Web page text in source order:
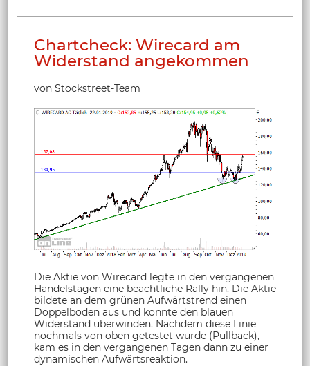
Chartcheck: Wirecard am
Widerstand angekommen
von Stockstreet-Team
Die Aktie von Wirecard legte in den vergangenen
Handelstagen eine beachtliche Rally hin. Die Aktie
bildete an dem grünen Aufwärtstrend einen
Doppelboden aus und konnte den blauen
Widerstand überwinden. Nachdem diese Linie
nochmals von oben getestet wurde (Pullback),
kam es in den vergangenen Tagen dann zu einer
dynamischen Aufwärtsreaktion.